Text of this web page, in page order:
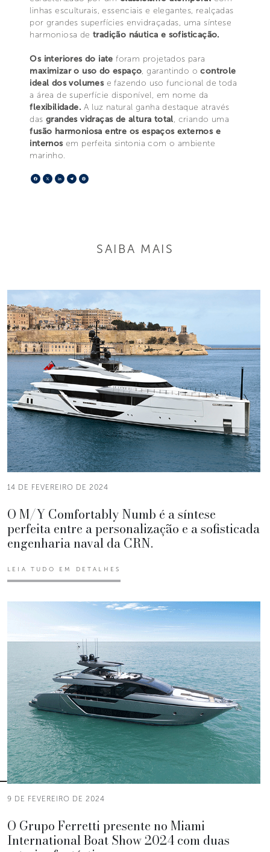
linhas esculturais, essenciais e elegantes, realçadas
por grandes superfícies envidraçadas, uma síntese
harmoniosa de tradição náutica e sofisticação.
Os interiores do iate foram projetados para
maximizar o uso do espaço, garantindo ocontrole
ideal dos volumese fazendo uso funcional de toda
a área de superfície disponível, em nome da
flexibilidade. A luz natural ganha destaque através
das grandes vidraças de altura total, criando uma
fusão harmoniosa entre os espaços externos e
internosem perfeita sintonia com o ambiente
marinho.
Facebook
X LinkedIn
Telegram
SAIBA MAIS
14 DE FEVEREIRO DE 2024
O M/Y Comfortably Numb é a síntese
perfeita entre a personalização e a sofisticada
engenharia naval da CRN.
LEIA TUDO EM DETALHES
9 DE FEVEREIRO DE 2024
O Grupo Ferretti presente no Miami
International Boat Show 2024 com duas